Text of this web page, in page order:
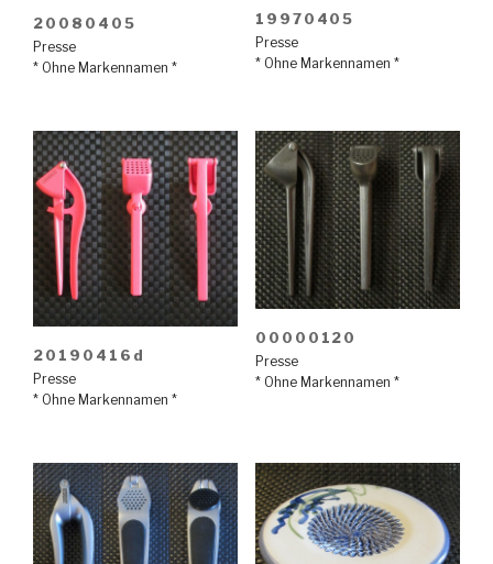
20080405
Presse
* Ohne Markennamen *
19970405
Presse
* Ohne Markennamen *
20190416d
Presse
* Ohne Markennamen *
00000120
Presse
* Ohne Markennamen *